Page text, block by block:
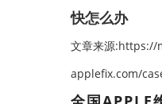
快怎么办
文章来源:https://
applefix.com/